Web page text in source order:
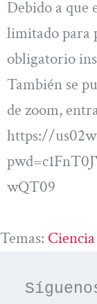
Debido a que
limitado para
obligatorio
También se
de zoom,
https://
wQT09
Temas: Ciencia